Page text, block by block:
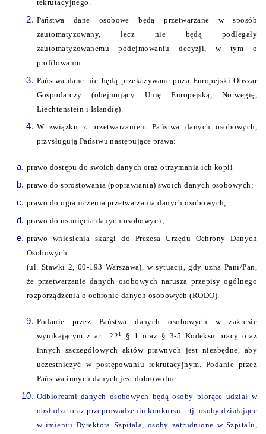
rekrutacyjnego.
Państwa dane osobowe będą przetwarzane w sposób
zautomatyzowany, lecz nie będą podlegały
zautomatyzowanemu podejmowaniu decyzji, w tym o
profilowaniu.
Państwa dane nie będą przekazywane poza Europejski Obszar
Gospodarczy (obejmujący Unię Europejską, Norwegię,
Liechtenstein i Islandię).
W związku z przetwarzaniem Państwa danych osobowych,
przysługują Państwu następujące prawa:
prawo dostępu do swoich danych oraz otrzymania ich kopii
prawo do sprostowania (poprawiania) swoich danych osobowych;
prawo do ograniczenia przetwarzania danych osobowych;
prawo do usunięcia danych osobowych;
prawo wniesienia skargi do Prezesa Urzędu Ochrony Danych
Osobowych
(ul. Stawki 2, 00-193 Warszawa), w sytuacji, gdy uzna Pani/Pan,
że przetwarzanie danych osobowych narusza przepisy ogólnego
rozporządzenia o ochronie danych osobowych (RODO).
Podanie przez Państwa danych osobowych w zakresie
wynikającym z art. 221
§ 1 oraz § 3-5 Kodeksu pracy oraz
innych szczegółowych aktów prawnych jest niezbędne, aby
uczestniczyć w postępowaniu rekrutacyjnym. Podanie przez
Państwa innych danych jest dobrowolne.
Odbiorcami danych osobowych będą osoby biorące udział w
obsłudze oraz przeprowadzeniu konkursu – tj. osoby działające
w imieniu Dyrektora Szpitala, osoby zatrudnione w Szpitalu,